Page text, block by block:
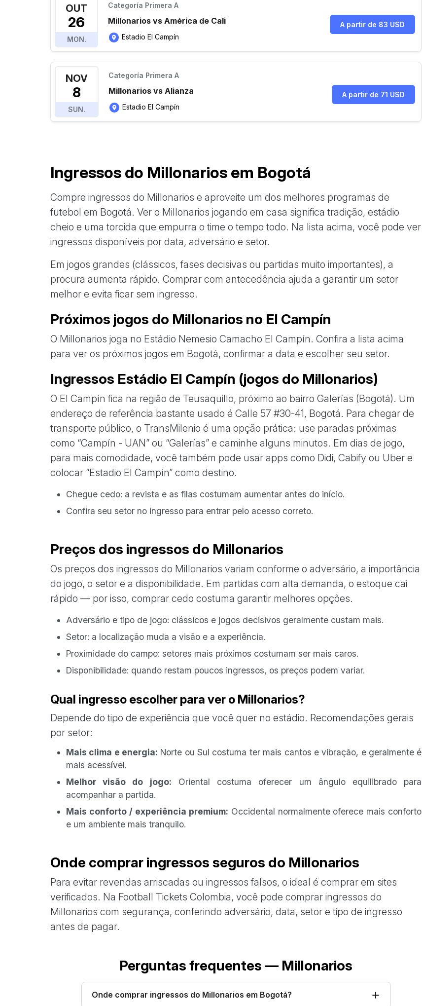
OUT
26
MON.
Categoría Primera A
Millonarios vs América de Cali
Estadio El Campín
A partir de 83 USD
NOV
8
SUN.
Categoría Primera A
Millonarios vs Alianza
Estadio El Campín
A partir de 71 USD
Ingressos do Millonarios em Bogotá
Compre ingressos do Millonarios e aproveite um dos melhores programas de
futebol em Bogotá. Ver o Millonarios jogando em casa significa tradição, estádio
cheio e uma torcida que empurra o time o tempo todo. Na lista acima, você pode ver
ingressos disponíveis por data, adversário e setor.
Em jogos grandes (clássicos, fases decisivas ou partidas muito importantes), a
procura aumenta rápido. Comprar com antecedência ajuda a garantir um setor
melhor e evita ficar sem ingresso.
Próximos jogos do Millonarios no El Campín
O Millonarios joga no Estádio Nemesio Camacho El Campín. Confira a lista acima
para ver os próximos jogos em Bogotá, confirmar a data e escolher seu setor.
Ingressos Estádio El Campín (jogos do Millonarios)
O El Campín fica na região de Teusaquillo, próximo ao bairro Galerías (Bogotá). Um
endereço de referência bastante usado é Calle 57 #30-41, Bogotá. Para chegar de
transporte público, o TransMilenio é uma opção prática: use paradas próximas
como “Campín - UAN” ou “Galerías” e caminhe alguns minutos. Em dias de jogo,
para mais comodidade, você também pode usar apps como Didi, Cabify ou Uber e
colocar “Estadio El Campín” como destino.
Chegue cedo: a revista e as filas costumam aumentar antes do início.
Confira seu setor no ingresso para entrar pelo acesso correto.
Preços dos ingressos do Millonarios
Os preços dos ingressos do Millonarios variam conforme o adversário, a importância
do jogo, o setor e a disponibilidade. Em partidas com alta demanda, o estoque cai
rápido — por isso, comprar cedo costuma garantir melhores opções.
Adversário e tipo de jogo: clássicos e jogos decisivos geralmente custam mais.
Setor: a localização muda a visão e a experiência.
Proximidade do campo: setores mais próximos costumam ser mais caros.
Disponibilidade: quando restam poucos ingressos, os preços podem variar.
Qual ingresso escolher para ver o Millonarios?
Depende do tipo de experiência que você quer no estádio. Recomendações gerais
por setor:
Mais clima e energia: Norte ou Sul costuma ter mais cantos e vibração, e geralmente é
mais acessível.
Melhor visão do jogo: Oriental costuma oferecer um ângulo equilibrado para
acompanhar a partida.
Mais conforto / experiência premium: Occidental normalmente oferece mais conforto
e um ambiente mais tranquilo.
Onde comprar ingressos seguros do Millonarios
Para evitar revendas arriscadas ou ingressos falsos, o ideal é comprar em sites
verificados. Na Football Tickets Colombia, você pode comprar ingressos do
Millonarios com segurança, conferindo adversário, data, setor e tipo de ingresso
antes de pagar.
Perguntas frequentes — Millonarios
Onde comprar ingressos do Millonarios em Bogotá?